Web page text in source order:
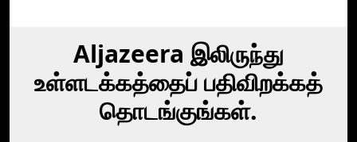
Aljazeera இலிருந்து
உள்ளடக்கத்தைப் பதிவிறக்கத்
தொடங்குங்கள்.